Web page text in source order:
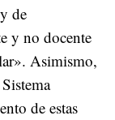
de
y no docente
Asimismo,
de estas